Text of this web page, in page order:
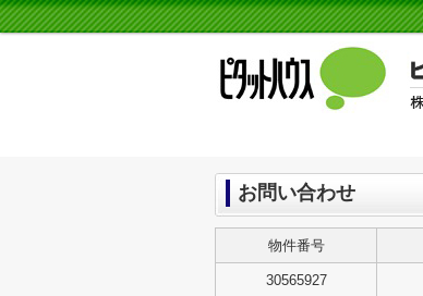
お問い合わせ
物件番号
30565927